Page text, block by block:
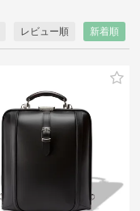
レビュー順 新着順